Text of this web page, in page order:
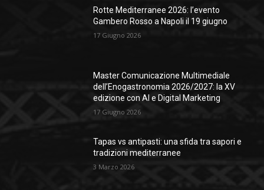
Rotte Mediterranee 2026: l’evento
Gambero Rosso a Napoli il 19 giugno
17 Giugno 2026
Master Comunicazione Multimediale
dell’Enogastronomia 2026/2027: la XV
edizione con AI e Digital Marketing
17 Giugno 2026
Tapas vs antipasti: una sfida tra sapori e
tradizioni mediterranee
3 Marzo 2026